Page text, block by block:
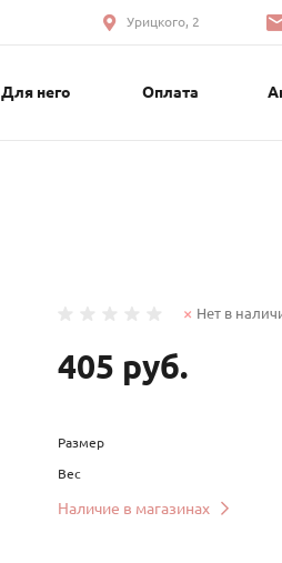
Урицкого, 2
Для него Оплата
Нет в
405 руб.
Размер
Вес
Наличие в магазинах